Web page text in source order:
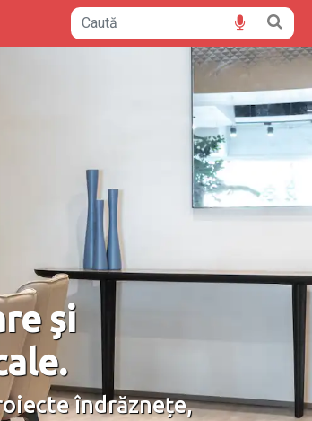
și
îndrăznețe,